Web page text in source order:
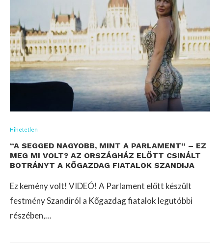
Hihetetlen
“A SEGGED NAGYOBB, MINT A PARLAMENT” – EZ
MEG MI VOLT? AZ ORSZÁGHÁZ ELŐTT CSINÁLT
BOTRÁNYT A KŐGAZDAG FIATALOK SZANDIJA
Ez kemény volt! VIDEÓ! A Parlament előtt készült
festmény Szandiról a Kőgazdag fiatalok legutóbbi
részében,…